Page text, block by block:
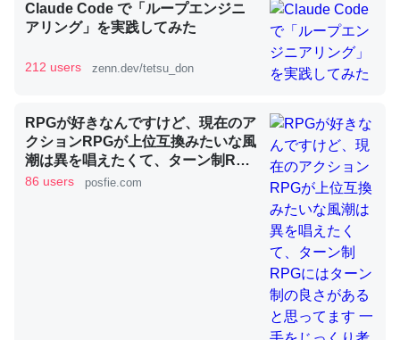
コオロギのカルシウム分はエビの600分の1程度。
─ニュース :: 【研究発表】昆虫学の大問題＝「昆虫はなぜ海にいな
いのか」に関する新仮説
論文では「淡水はカルシウムも酸素も不足してて両方に不
利だから両方が拮抗してるのでは」とあって面白い。海に
いる鋏角類（カブトガニ・ウミグモ）はカルシウムを使わ
ずキチンを強化してる筈だが、酵素が違うのか？
Claude Code で「ループエンジニ
アリング」を実践してみた
212 users zenn.dev/tetsu_don
RPGが好きなんですけど、現在のア
クションRPGが上位互換みたいな風
潮は異を唱えたくて、ターン制RPG
にはターン制の良さがあると思って
86 users posfie.com